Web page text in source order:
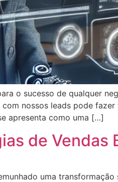
o sucesso de qualquer
nossos leads pode
apresenta como uma […]
de Vendas
uma